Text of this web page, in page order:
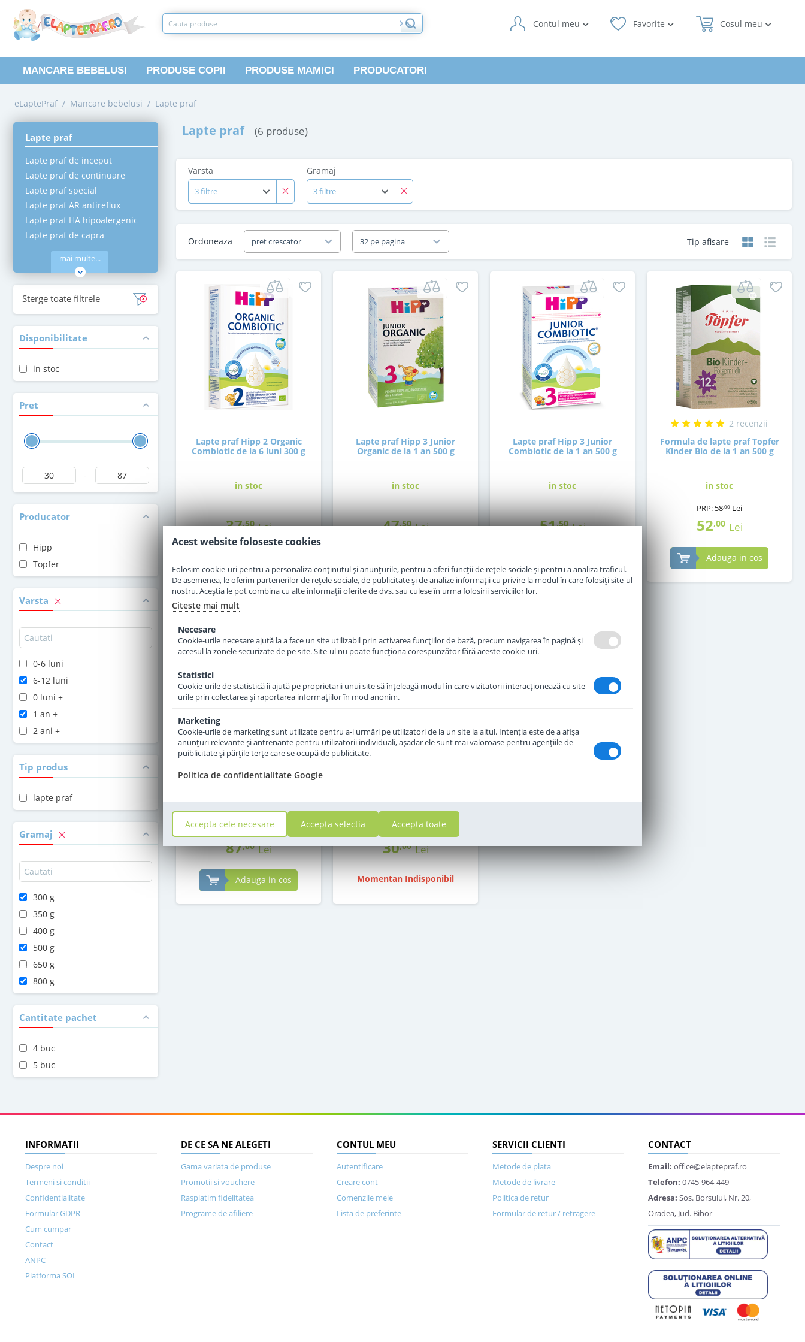
Cosul meu
Favorite
Contul meu
MANCARE BEBELUSI PRODUSE COPII PRODUSE MAMICI PRODUCATORI
eLaptePraf / Mancare bebelusi / Lapte praf
Lapte praf
Lapte praf de inceput
Lapte praf de continuare
Lapte praf special
Lapte praf AR antireflux
Lapte praf HA hipoalergenic
Lapte praf de capra
mai multe...
Sterge toate filtrele
Disponibilitate
in stoc
Pret
-
Producator
Hipp
Topfer
Varsta
0-6 luni
6-12 luni
0 luni +
1 an +
2 ani +
Tip produs
lapte praf
Gramaj
300 g
350 g
400 g
500 g
650 g
800 g
Cantitate pachet
4 buc
5 buc
Lapte praf (6 produse)
Varsta
3 filtre
Gramaj
3 filtre
Tip afisare
Ordoneaza pret crescator 32 pe pagina
Lapte praf Hipp 2 Organic
Combiotic de la 6 luni 300 g
in stoc
37,50 Lei
Lapte praf Hipp 3 Junior
Organic de la 1 an 500 g
in stoc
47,50 Lei
Lapte praf Hipp 3 Junior
Combiotic de la 1 an 500 g
in stoc
51,50 Lei
2 recenzii
Formula de lapte praf Topfer
Kinder Bio de la 1 an 500 g
in stoc
PRP: 58,00 Lei
52,00 Lei
Adauga in cos
Combiotic de la 6 luni 800 g
87,00 Lei
Adauga in cos
30,00 Lei
Momentan Indisponibil
INFORMATII
Despre noi
Termeni si conditii
Confidentialitate
Formular GDPR
Cum cumpar
Contact
ANPC
Platforma SOL
DE CE SA NE ALEGETI
Gama variata de produse
Promotii si vouchere
Rasplatim fidelitatea
Programe de afiliere
CONTUL MEU
Autentificare
Creare cont
Comenzile mele
Lista de preferinte
SERVICII CLIENTI
Metode de plata
Metode de livrare
Politica de retur
Formular de retur / retragere
CONTACT
Email: office@elaptepraf.ro
Telefon: 0745-964-449
Adresa: Sos. Borsului, Nr. 20,
Oradea, Jud. Bihor
Acest website foloseste cookies
Folosim cookie-uri pentru a personaliza conținutul și anunțurile, pentru a oferi funcții de rețele sociale și pentru a analiza traficul.
De asemenea, le oferim partenerilor de rețele sociale, de publicitate și de analize informații cu privire la modul în care folosiți site-ul
nostru. Aceștia le pot combina cu alte informații oferite de dvs. sau culese în urma folosirii serviciilor lor.
Citeste mai mult
Necesare
Cookie-urile necesare ajută la a face un site utilizabil prin activarea funcţiilor de bază, precum navigarea în pagină şi
accesul la zonele securizate de pe site. Site-ul nu poate funcţiona corespunzător fără aceste cookie-uri.
Statistici
Cookie-urile de statistică îi ajută pe proprietarii unui site să înţeleagă modul în care vizitatorii interacţionează cu site-
urile prin colectarea şi raportarea informaţiilor în mod anonim.
Marketing
Cookie-urile de marketing sunt utilizate pentru a-i urmări pe utilizatori de la un site la altul. Intenţia este de a afişa
anunţuri relevante şi antrenante pentru utilizatorii individuali, aşadar ele sunt mai valoroase pentru agenţiile de
puiblicitate şi părţile terţe care se ocupă de publicitate.
Politica de confidentialitate Google
Accepta cele necesare Accepta selectia Accepta toate